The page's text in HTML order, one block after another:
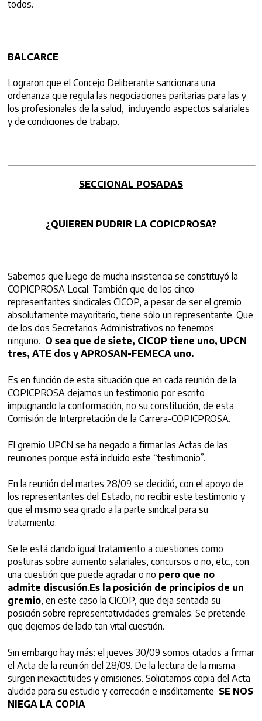
todos.
BALCARCE
Lograron que el Concejo Deliberante sancionara una
ordenanza que regula las negociaciones paritarias para las y
los profesionales de la salud, incluyendo aspectos salariales
y de condiciones de trabajo.
SECCIONAL POSADAS
¿QUIEREN PUDRIR LA COPICPROSA?
Sabemos que luego de mucha insistencia se constituyó la
COPICPROSA Local. También que de los cinco
representantes sindicales CICOP, a pesar de ser el gremio
absolutamente mayoritario, tiene sólo un representante. Que
de los dos Secretarios Administrativos no tenemos
ninguno. O sea que de siete, CICOP tiene uno, UPCN
tres, ATE dos y APROSAN-FEMECA uno.
Es en función de esta situación que en cada reunión de la
COPICPROSA dejamos un testimonio por escrito
impugnando la conformación, no su constitución, de esta
Comisión de Interpretación de la Carrera-COPICPROSA.
El gremio UPCN se ha negado a firmar las Actas de las
reuniones porque está incluido este “testimonio”.
En la reunión del martes 28/09 se decidió, con el apoyo de
los representantes del Estado, no recibir este testimonio y
que el mismo sea girado a la parte sindical para su
tratamiento.
Se le está dando igual tratamiento a cuestiones como
posturas sobre aumento salariales, concursos o no, etc., con
una cuestión que puede agradar o no pero que no
admite discusión.Es la posición de principios de un
gremio, en este caso la CICOP, que deja sentada su
posición sobre representatividades gremiales. Se pretende
que dejemos de lado tan vital cuestión.
Sin embargo hay más: el jueves 30/09 somos citados a firmar
el Acta de la reunión del 28/09. De la lectura de la misma
surgen inexactitudes y omisiones. Solicitamos copia del Acta
aludida para su estudio y corrección e insólitamente SE NOS
NIEGA LA COPIA